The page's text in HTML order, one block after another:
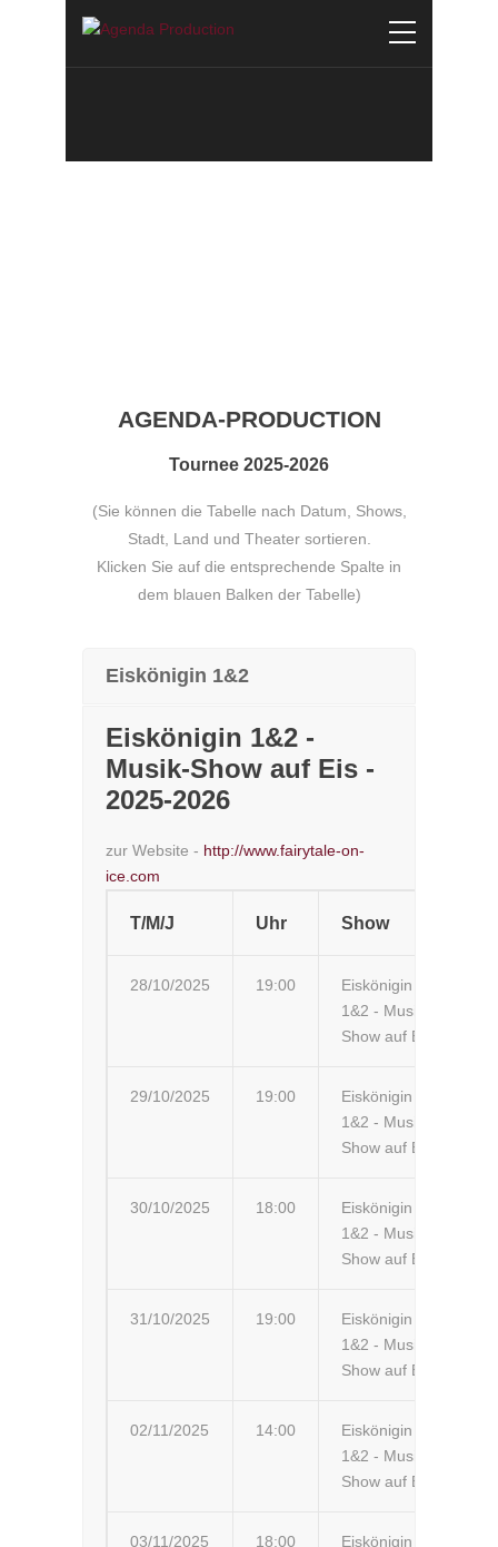
AGENDA-PRODUCTION
Tournee 2025-2026
(Sie können die Tabelle nach Datum, Shows,
Stadt, Land und Theater sortieren.
Klicken Sie auf die entsprechende Spalte in
dem blauen Balken der Tabelle)
Eiskönigin 1&2
Eiskönigin 1&2 -
Musik-Show auf Eis -
2025-2026
zur Website - http://www.fairytale-on-
ice.com
T/M/J Uhr Show
28/10/2025 19:00
Eiskönigin
1&2 - Musik-
Show auf Eis
29/10/2025 19:00
Eiskönigin
1&2 - Musik-
Show auf Eis
30/10/2025 18:00
Eiskönigin
1&2 - Musik-
Show auf Eis
31/10/2025 19:00
Eiskönigin
1&2 - Musik-
Show auf Eis
02/11/2025 14:00
Eiskönigin
1&2 - Musik-
Show auf Eis
03/11/2025 18:00
Eiskönigin